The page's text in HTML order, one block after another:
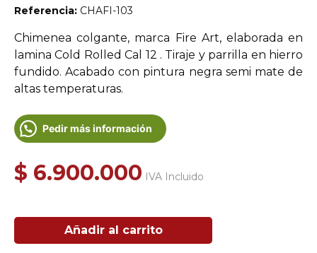
Referencia: CHAFI-103
Chimenea colgante, marca Fire Art, elaborada en
lamina Cold Rolled Cal 12 . Tiraje y parrilla en hierro
fundido. Acabado con pintura negra semi mate de
altas temperaturas.
Pedir más información
$ 6.900.000 IVA Incluido
Chimenea
Colgante
Ovni
Añadir al carrito